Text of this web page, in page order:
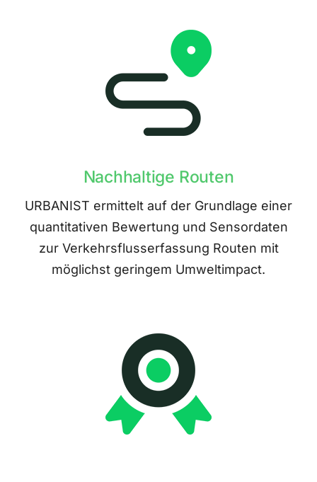
Nachhaltige Routen
URBANIST ermittelt auf der Grundlage einer
quantitativen Bewertung und Sensordaten
zur Verkehrsflusserfassung Routen mit
möglichst geringem Umweltimpact.